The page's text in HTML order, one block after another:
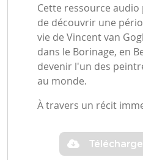
Cette ressource audio
de découvrir une
vie de Vincent van
dans le Borinage, en
devenir l'un des
au monde.
À travers un récit